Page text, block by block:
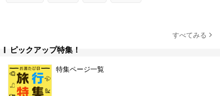
すべてみる
ピックアップ特集！
特集ページ一覧